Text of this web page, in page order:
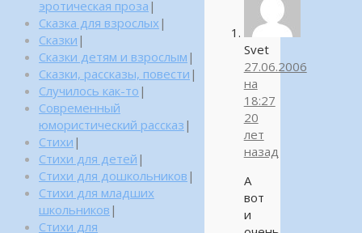
Svet
27.06.2006
на
18:27
20
лет
назад
А
вот
и
эротическая проза |
Сказка для взрослых |
Сказки |
Сказки детям и взрослым |
Сказки, рассказы, повести |
Случилось как-то |
Современный
юмористический рассказ |
Стихи |
Стихи для детей |
Стихи для дошкольников |
Стихи для младших
школьников |
Стихи для